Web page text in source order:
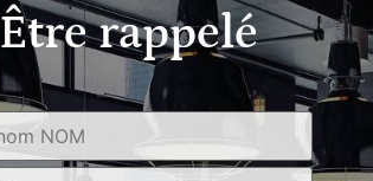
Être rappelé